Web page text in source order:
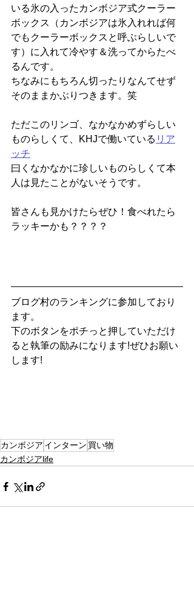
いる氷の入ったカンボジア式クーラー
ボックス（カンボジアは氷入れれば何
でもクーラーボックスと呼ぶらしいで
す）に入れて冷やす＆洗ってからたべ
るんです。
ちなみにもちろん切ったりなんてせず
そのままかぶりつきます。笑
ただこのリンゴ、なかなかめずらしい
ものらしくて、KHJで働いている リア
ッチ
曰くなかなかに珍しいものらしくて本
人は見たことがないそうです。
皆さんも見かけたらぜひ！食べれたら
ラッキーかも？？？？
ブログ村のランキングに参加しており
ます。
下のボタンをポチっと押していただけ
ると執筆の励みになります!ぜひお願い
します!
カンボジア インターン 買い物
カンボジアlife